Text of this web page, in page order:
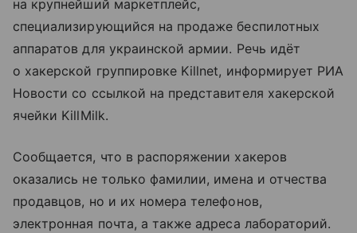
на крупнейший маркетплейс,
специализирующийся на продаже беспилотных
аппаратов для украинской армии. Речь идёт
о хакерской группировке Killnet, информирует РИА
Новости со ссылкой на представителя хакерской
ячейки KillMilk.
Сообщается, что в распоряжении хакеров
оказались не только фамилии, имена и отчества
продавцов, но и их номера телефонов,
электронная почта, а также адреса лабораторий.